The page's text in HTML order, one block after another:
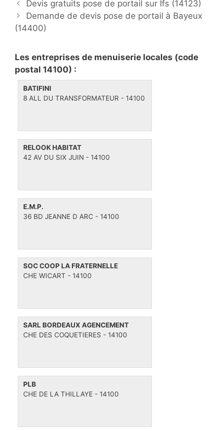
t
é
g
s
t
i
q
e
s
P
o
s
n
v
Devis gratuits pose de portail sur Ifs (14123)
Demande de devis pose de portail à Bayeux
(14400)
Les entreprises de menuiserie locales (code
postal 14100) :
BATIFINI
8 ALL DU TRANSFORMATEUR - 14100
RELOOK HABITAT
42 AV DU SIX JUIN - 14100
E.M.P.
36 BD JEANNE D ARC - 14100
SOC COOP LA FRATERNELLE
CHE WICART - 14100
SARL BORDEAUX AGENCEMENT
CHE DES COQUETIERES - 14100
PLB
CHE DE LA THILLAYE - 14100